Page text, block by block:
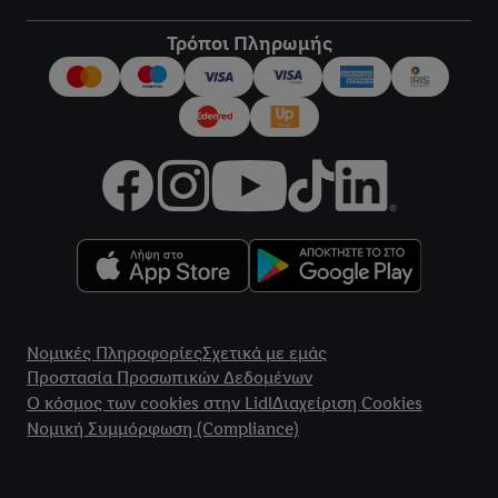
Τρόποι Πληρωμής
Νομικές ΠληροφορίεςΣχετικά με εμάς
Προστασία Προσωπικών Δεδομένων
Ο κόσμος των cookies στην LidlΔιαχείριση Cookies
Νομική Συμμόρφωση (Compliance)